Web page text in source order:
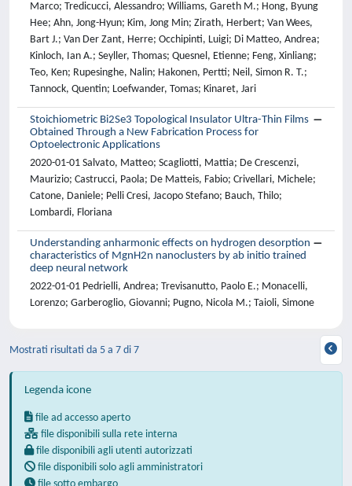
Marco; Tredicucci, Alessandro; Williams, Gareth M.; Hong, Byung
Hee; Ahn, Jong-Hyun; Kim, Jong Min; Zirath, Herbert; Van Wees,
Bart J.; Van Der Zant, Herre; Occhipinti, Luigi; Di Matteo, Andrea;
Kinloch, Ian A.; Seyller, Thomas; Quesnel, Etienne; Feng, Xinliang;
Teo, Ken; Rupesinghe, Nalin; Hakonen, Pertti; Neil, Simon R. T.;
Tannock, Quentin; Loefwander, Tomas; Kinaret, Jari
Stoichiometric Bi2Se3 Topological Insulator Ultra-Thin Films
Obtained Through a New Fabrication Process for
Optoelectronic Applications
2020-01-01 Salvato, Matteo; Scagliotti, Mattia; De Crescenzi,
Maurizio; Castrucci, Paola; De Matteis, Fabio; Crivellari, Michele;
Catone, Daniele; Pelli Cresi, Jacopo Stefano; Bauch, Thilo;
Lombardi, Floriana
Understanding anharmonic effects on hydrogen desorption
characteristics of MgnH2n nanoclusters by ab initio trained
deep neural network
2022-01-01 Pedrielli, Andrea; Trevisanutto, Paolo E.; Monacelli,
Lorenzo; Garberoglio, Giovanni; Pugno, Nicola M.; Taioli, Simone
Mostrati risultati da 5 a 7 di 7
Legenda icone
file ad accesso aperto
file disponibili sulla rete interna
file disponibili agli utenti autorizzati
file disponibili solo agli amministratori